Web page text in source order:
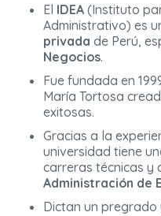
El IDEA (Instituto
Administrativo) es
privada de Perú,
Negocios.
Fue fundada en
María Tortosa
exitosas.
Gracias a la
universidad tiene
carreras técnicas y
Administración de
Dictan un pregrado